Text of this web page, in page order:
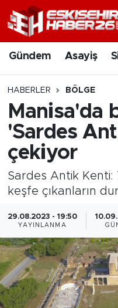
Gündem Asayiş
HABERLER BÖLGE
Manisa'da
'Sardes
çekiyor
Sardes Antik Kenti:
keşfe çıkanların
29.08.2023 - 19:50
YAYINLANMA
Gündem
Asayiş
Siyaset
Spor
Sağlık
Ekonomi
Eğitim
Sanat
Bölge
Nöbetçi
Hava Durumu
Trafik Durumu
Süper Lig Puan
Tüm Manşetler
Son Dakika
Haber Arşivi